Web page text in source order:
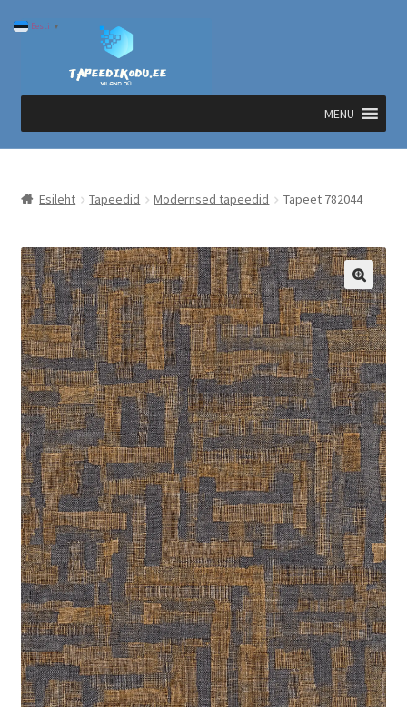
Liigu
navigeerimisele
Liigu
MENU
Esileht Tapeedid Modernsed tapeedid Tapeet 782044
Eesti ▼